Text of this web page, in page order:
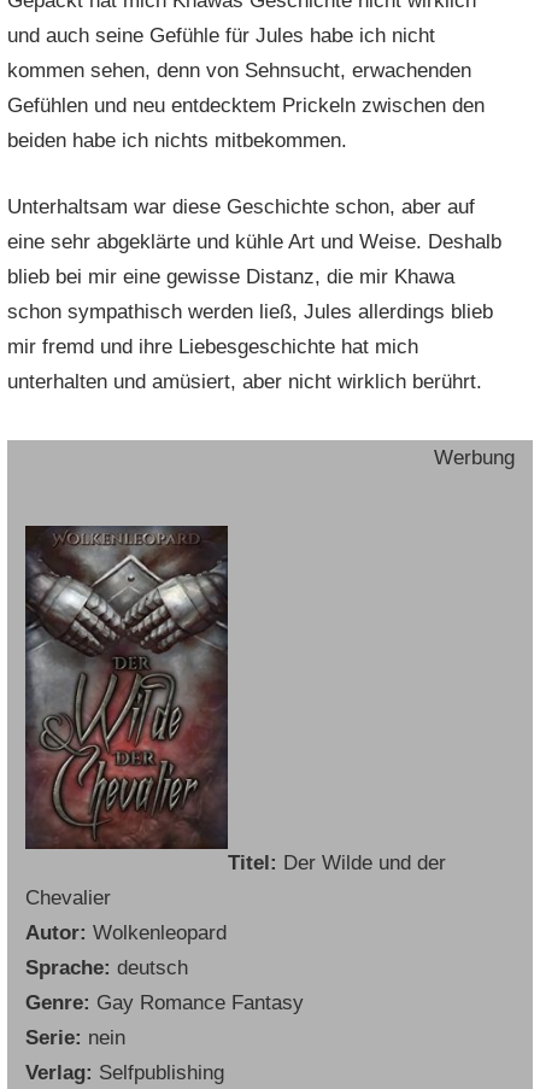
und auch seine Gefühle für Jules habe ich nicht
kommen sehen, denn von Sehnsucht, erwachenden
Gefühlen und neu entdecktem Prickeln zwischen den
beiden habe ich nichts mitbekommen.
Unterhaltsam war diese Geschichte schon, aber auf
eine sehr abgeklärte und kühle Art und Weise. Deshalb
blieb bei mir eine gewisse Distanz, die mir Khawa
schon sympathisch werden ließ, Jules allerdings blieb
mir fremd und ihre Liebesgeschichte hat mich
unterhalten und amüsiert, aber nicht wirklich berührt.
Werbung
Titel: Der Wilde und der
Chevalier
Autor:Wolkenleopard
Sprache:deutsch
Genre: Gay Romance Fantasy
Serie: nein
Verlag: Selfpublishing